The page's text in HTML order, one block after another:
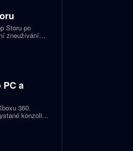
Storu po
zneužívání
rychle
vrátila.
a
360.
konzoli
dorazit